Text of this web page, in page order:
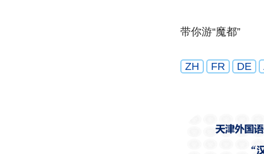
带你游“魔都”
ZH FR DE